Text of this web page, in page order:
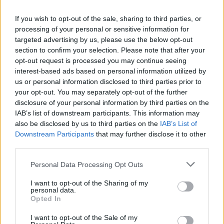
If you wish to opt-out of the sale, sharing to third parties, or
processing of your personal or sensitive information for
targeted advertising by us, please use the below opt-out
section to confirm your selection. Please note that after your
opt-out request is processed you may continue seeing
interest-based ads based on personal information utilized by
us or personal information disclosed to third parties prior to
your opt-out. You may separately opt-out of the further
disclosure of your personal information by third parties on the
IAB’s list of downstream participants. This information may
also be disclosed by us to third parties on the IAB’s List of
Downstream Participants that may further disclose it to other
Please note that this website/app uses one or more Google
not limited to your visit or usage behaviour. You may click to
grant or deny consent to Google and its third-party tags to
use your data for below specified purposes in below Google
consent section.
Personal Data Processing Opt Outs
I want to opt-out of the Sharing of my
personal data.
Opted In
I want to opt-out of the Sale of my
Kedvenc cikkek elmentése, könyvjelzők
Az első hónap csak 200 Ft-ba kerül. Próbálja
ki!
KIPRÓBÁLOM 200 FT-ÉRT
Már előfizetőnk?Ha már regisztrált a Rubicon
Online-on, kattintson ide:BELÉPÉS.Ha még nem
Szerző